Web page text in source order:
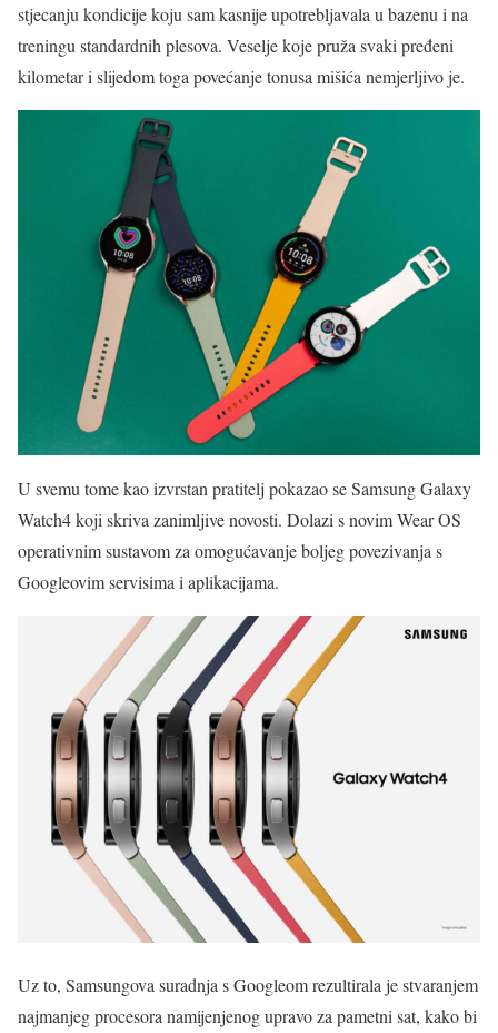
stjecanju kondicije koju sam kasnije upotrebljavala u bazenu i na
treningu standardnih plesova. Veselje koje pruža svaki pređeni
kilometar i slijedom toga povećanje tonusa mišića nemjerljivo je.
U svemu tome kao izvrstan pratitelj pokazao se Samsung Galaxy
Watch4 koji skriva zanimljive novosti. Dolazi s novim Wear OS
operativnim sustavom za omogućavanje boljeg povezivanja s
Googleovim servisima i aplikacijama.
Uz to, Samsungova suradnja s Googleom rezultirala je stvaranjem
najmanjeg procesora namijenjenog upravo za pametni sat, kako bi